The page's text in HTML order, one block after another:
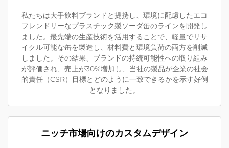
私たちは大手飲料ブランドと提携し、環境に配慮したエコ
フレンドリーなプラスチック製ソーダ缶のラインを開発し
ました。最先端の生産技術を活用することで、軽量でリサ
イクル可能な缶を製造し、材料費と環境負荷の両方を削減
しました。その結果、ブランドの持続可能性への取り組み
が評価され、売上が30%増加し、当社の製品が企業の社会
的責任（CSR）目標とどのように一致できるかを示す好例
となりました。
ニッチ市場向けのカスタムデザイン